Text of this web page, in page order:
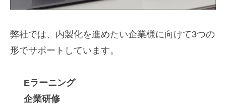
弊社では、内製化を進めたい企業様に向けて3つの
形でサポートしています。
Eラーニング
企業研修